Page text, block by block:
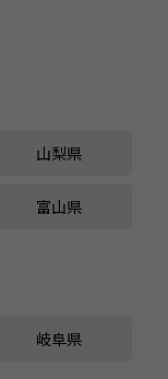
山梨県
富山県
岐阜県